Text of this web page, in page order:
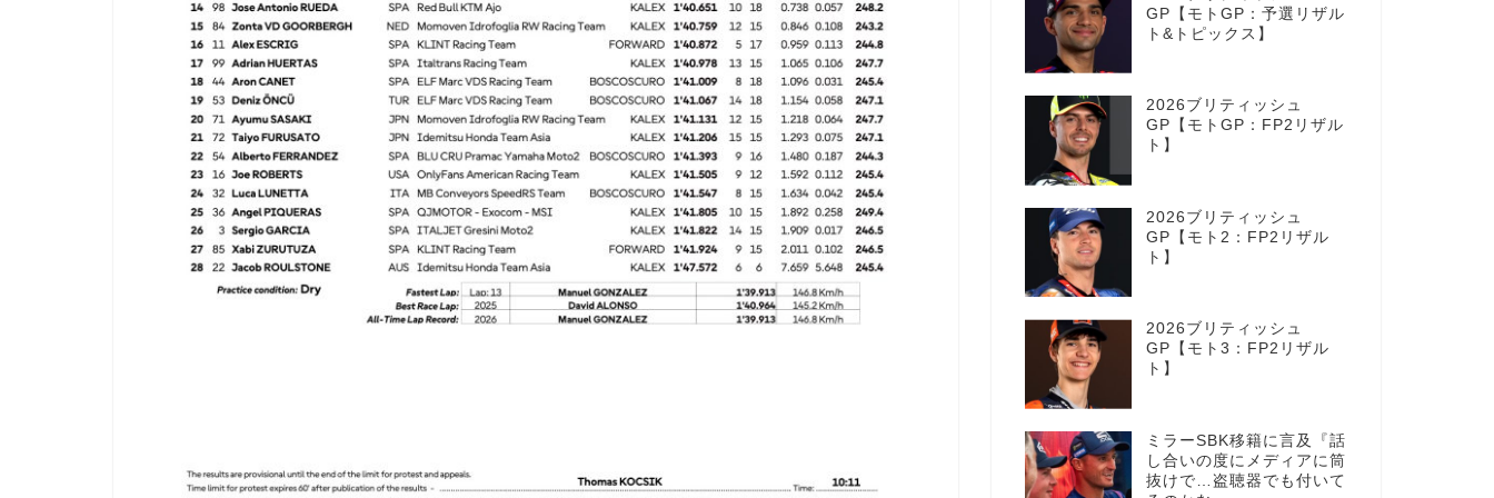
GP【モトGP：予選リザル
ト&トピックス】
2026ブリティッシュ
GP【モトGP：FP2リザル
ト】
2026ブリティッシュ
GP【モト2：FP2リザル
ト】
2026ブリティッシュ
GP【モト3：FP2リザル
ト】
ミラーSBK移籍に言及『話
し合いの度にメディアに筒
抜けで…盗聴器でも付いて